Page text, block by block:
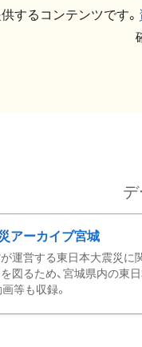
するコンテンツです。
アーカイブ宮城
運営する東日本大震災に
図るため、宮城県内の東
等も収録。